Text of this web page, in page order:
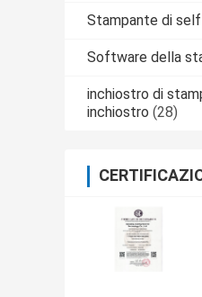
Stampante di
Software della
inchiostro di
inchiostro (28)